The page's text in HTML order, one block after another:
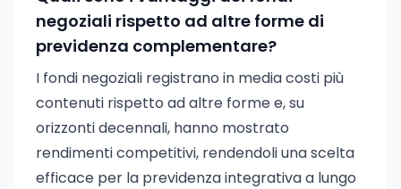
negoziali rispetto ad altre forme di
previdenza complementare?
I fondi negoziali registrano in media costi più
contenuti rispetto ad altre forme e, su
orizzonti decennali, hanno mostrato
rendimenti competitivi, rendendoli una scelta
efficace per la previdenza integrativa a lungo